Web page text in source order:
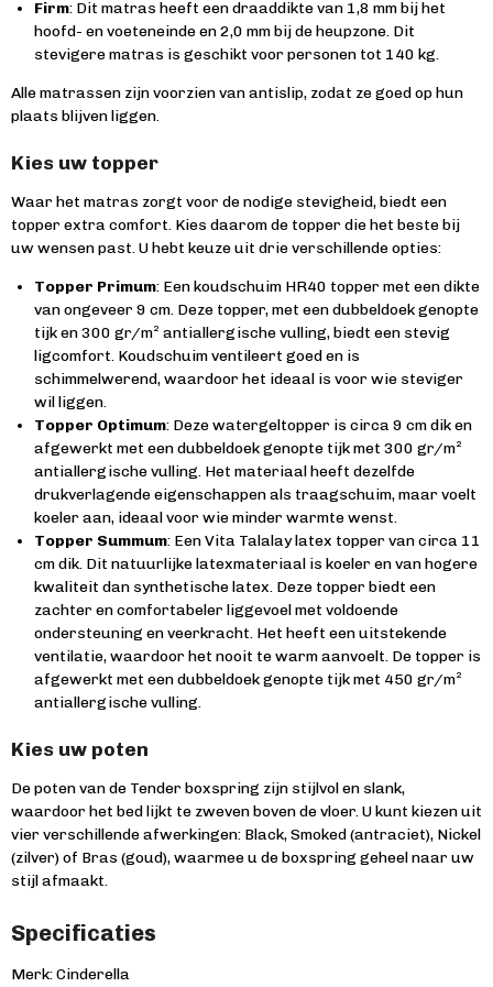
Firm: Dit matras heeft een draaddikte van 1,8 mm bij het
hoofd- en voeteneinde en 2,0 mm bij de heupzone. Dit
stevigere matras is geschikt voor personen tot 140 kg.
Alle matrassen zijn voorzien van antislip, zodat ze goed op hun
plaats blijven liggen.
Kies uw topper
Waar het matras zorgt voor de nodige stevigheid, biedt een
topper extra comfort. Kies daarom de topper die het beste bij
uw wensen past. U hebt keuze uit drie verschillende opties:
Topper Primum: Een koudschuim HR40 topper met een dikte
van ongeveer 9 cm. Deze topper, met een dubbeldoek genopte
tijk en 300 gr/m² antiallergische vulling, biedt een stevig
ligcomfort. Koudschuim ventileert goed en is
schimmelwerend, waardoor het ideaal is voor wie steviger
wil liggen.
Topper Optimum: Deze watergeltopper is circa 9 cm dik en
afgewerkt met een dubbeldoek genopte tijk met 300 gr/m²
antiallergische vulling. Het materiaal heeft dezelfde
drukverlagende eigenschappen als traagschuim, maar voelt
koeler aan, ideaal voor wie minder warmte wenst.
Topper Summum: Een Vita Talalay latex topper van circa 11
cm dik. Dit natuurlijke latexmateriaal is koeler en van hogere
kwaliteit dan synthetische latex. Deze topper biedt een
zachter en comfortabeler liggevoel met voldoende
ondersteuning en veerkracht. Het heeft een uitstekende
ventilatie, waardoor het nooit te warm aanvoelt. De topper is
afgewerkt met een dubbeldoek genopte tijk met 450 gr/m²
antiallergische vulling.
Kies uw poten
De poten van de Tender boxspring zijn stijlvol en slank,
waardoor het bed lijkt te zweven boven de vloer. U kunt kiezen uit
vier verschillende afwerkingen: Black, Smoked (antraciet), Nickel
(zilver) of Bras (goud), waarmee u de boxspring geheel naar uw
stijl afmaakt.
Specificaties
Merk: Cinderella